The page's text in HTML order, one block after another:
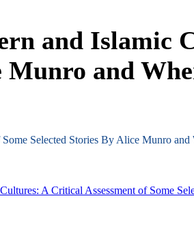
and Islamic
Munro and
Selected Stories By Alice Munro and
A Critical Assessment of Some